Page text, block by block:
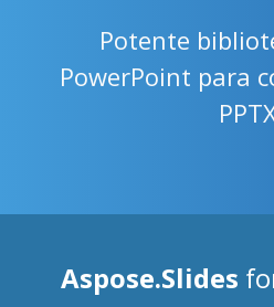
Potente
PowerPoint para
Aspose.Slides